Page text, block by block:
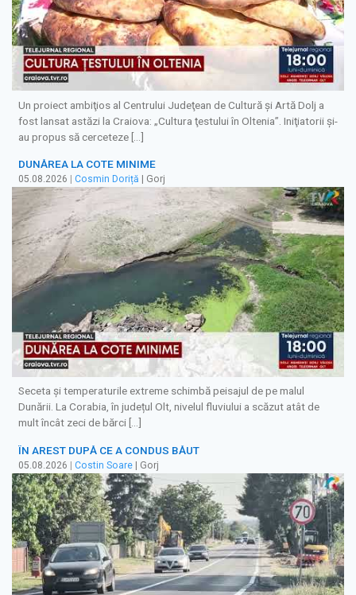
Un proiect ambiţios al Centrului Judeţean de Cultură şi Artă Dolj a
fost lansat astăzi la Craiova: „Cultura ţestului în Oltenia”. Iniţiatorii şi-
au propus să cerceteze […]
DUNĂREA LA COTE MINIME
05.08.2026 Cosmin Doriță | Gorj
Seceta și temperaturile extreme schimbă peisajul de pe malul
Dunării. La Corabia, în județul Olt, nivelul fluviului a scăzut atât de
mult încât zeci de bărci […]
ÎN AREST DUPĂ CE A CONDUS BĂUT
05.08.2026 | Costin Soare | Gorj